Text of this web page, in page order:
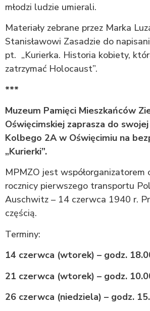
młodzi ludzie umierali.
Materiały zebrane przez Marka
Stanisławowi Zasadzie do
pt. „Kurierka. Historia kobiety,
zatrzymać Holocaust”.
***
Muzeum Pamięci Mieszkańców
Oświęcimskiej zaprasza do
Kolbego 2A w Oświęcimiu na
„Kurierki”.
MPMZO jest współorganizatorem
rocznicy pierwszego transportu
Auschwitz – 14 czerwca 1940 r.
częścią.
Terminy:
14 czerwca (wtorek) – godz.
21 czerwca (wtorek) – godz.
26 czerwca (niedziela) – godz.